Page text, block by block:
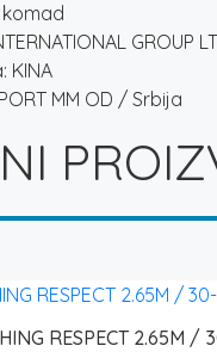
GROUP
KINA
MM OD / Srbija
RESPECT 2.65M /